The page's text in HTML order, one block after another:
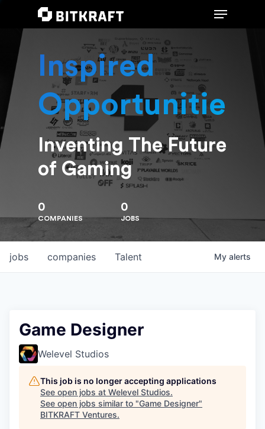
Hit enter to search or ESC to close
Inspired
Opportunities
Inventing The Future
of Gaming
0
COMPANIES
0
JOBS
jobs companies Talent My alerts
Game Designer
Welevel Studios
This job is no longer accepting applications
See open jobs at Welevel Studios.
See open jobs similar to "Game Designer"
BITKRAFT Ventures.